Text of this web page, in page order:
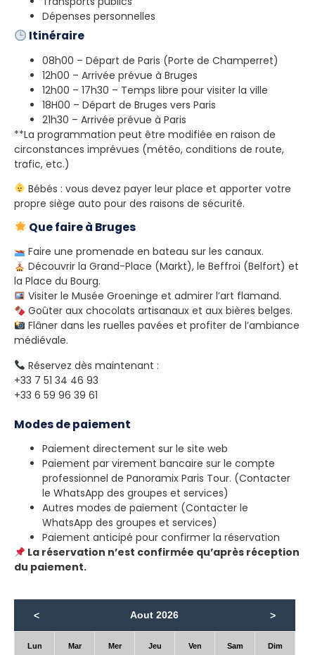
Dépenses personnelles
Itinéraire
08h00 – Départ de Paris (Porte de Champerret)
12h00 – Arrivée prévue à Bruges
12h00 – 17h30 – Temps libre pour visiter la ville
18H00 – Départ de Bruges vers Paris
21h30 – Arrivée prévue à Paris
**La programmation peut être modifiée en raison de
circonstances imprévues (météo, conditions de route,
trafic, etc.)
Bébés : vous devez payer leur place et apporter votre
propre siège auto pour des raisons de sécurité.
Que faire à Bruges
Faire une promenade en bateau sur les canaux.
Découvrir la Grand-Place (Markt), le Beffroi (Belfort) et
la Place du Bourg.
Visiter le Musée Groeninge et admirer l’art flamand.
Goûter aux chocolats artisanaux et aux bières belges.
Flâner dans les ruelles pavées et profiter de l’ambiance
médiévale.
Réservez dès maintenant :
+33 7 51 34 46 93
+33 6 59 96 39 61
Modes de paiement
Paiement directement sur le site web
Paiement par virement bancaire sur le compte
professionnel de Panoramix Paris Tour. (Contacter
le WhatsApp des groupes et services)
Autres modes de paiement (Contacter le
WhatsApp des groupes et services)
Paiement anticipé pour confirmer la réservation
La réservation n’est confirmée qu’après réception
du paiement.